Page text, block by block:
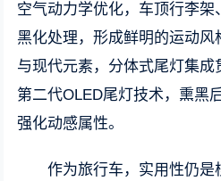
空气动力学优化，车顶行李架
黑化处理，形成鲜明的运动
与现代元素，分体式尾灯集
第二代OLED尾灯技术，熏黑
强化动感属性。
作为旅行车，实用性仍